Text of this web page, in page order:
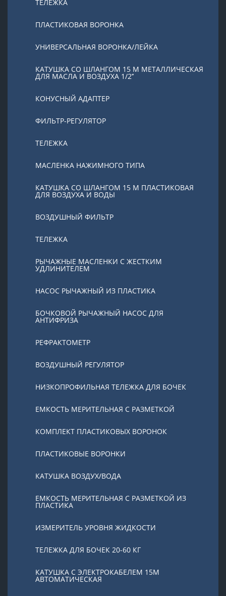
ТЕЛЕЖКА
ПЛАСТИКОВАЯ ВОРОНКА
УНИВЕРСАЛЬНАЯ ВОРОНКА/ЛЕЙКА
КАТУШКА СО ШЛАНГОМ 15 М МЕТАЛЛИЧЕСКАЯ
ДЛЯ МАСЛА И ВОЗДУХА 1/2’’
КОНУСНЫЙ АДАПТЕР
ФИЛЬТР-РЕГУЛЯТОР
ТЕЛЕЖКА
МАСЛЕНКА НАЖИМНОГО ТИПА
КАТУШКА СО ШЛАНГОМ 15 М ПЛАСТИКОВАЯ
ДЛЯ ВОЗДУХА И ВОДЫ
ВОЗДУШНЫЙ ФИЛЬТР
ТЕЛЕЖКА
РЫЧАЖНЫЕ МАСЛЕНКИ С ЖЕСТКИМ
УДЛИНИТЕЛЕМ
НАСОС РЫЧАЖНЫЙ ИЗ ПЛАСТИКА
БОЧКОВОЙ РЫЧАЖНЫЙ НАСОС ДЛЯ
АНТИФРИЗА
РЕФРАКТОМЕТР
ВОЗДУШНЫЙ РЕГУЛЯТОР
НИЗКОПРОФИЛЬНАЯ ТЕЛЕЖКА ДЛЯ БОЧЕК
ЕМКОСТЬ МЕРИТЕЛЬНАЯ С РАЗМЕТКОЙ
КОМПЛЕКТ ПЛАСТИКОВЫХ ВОРОНОК
ПЛАСТИКОВЫЕ ВОРОНКИ
КАТУШКА ВОЗДУХ/ВОДА
ЕМКОСТЬ МЕРИТЕЛЬНАЯ С РАЗМЕТКОЙ ИЗ
ПЛАСТИКА
ИЗМЕРИТЕЛЬ УРОВНЯ ЖИДКОСТИ
ТЕЛЕЖКА ДЛЯ БОЧЕК 20-60 КГ
КАТУШКА С ЭЛЕКТРОКАБЕЛЕМ 15М
АВТОМАТИЧЕСКАЯ